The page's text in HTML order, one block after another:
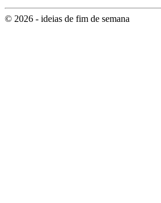
© 2026 - ideias de fim de semana